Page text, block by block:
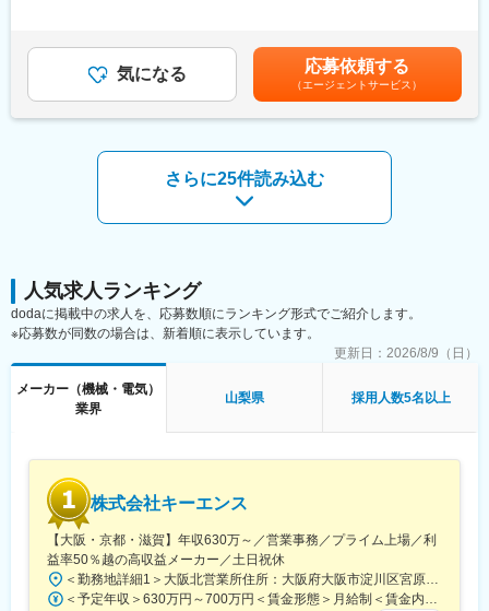
変更の範囲：会社の定める業務
な技術を習得することができます。
特に半導体製造装置では、高い精度や清浄性が求められるため、
高度な溶接技術は業界内でも価値が高く、経験を積むことで専門
■同社について：
【事業】同社は1984年に元教師の津金会長が設立し7名で電子部
品の組立下請けとしてスタート、真空をコア技術とし、真空事
業・ユニット事業・医療機器事業・次世代事業開発の4事業と事業
のすそ野が広いことも特徴です。主力事業である真空事業では、
り、創業当時から積み重ねた溶接・機械加工・組立等の技術の高
度化を図ってきました。多くの業種に共通するものづくりのノウ
ハウとエンジニアリング手法を活かし、半導体・IT・医療・新時
代のグリーンエネルギー分野等に技術や製品を提供し国内外のイ
ノベーションを下支えしています。創業当初から売上も右肩上が
りで推移しており、創業50周年にあたる2034年度には1000億円
の売上げを目指します。
んと評価に反映されます。・年収には本求人で採用予定の求職者
様に想定される役職手当、皆勤手当、技能手当、残業手当（部署
平均）を含めた金額を記載しております。賃金はあくまでも目安
の金額であり、選考を通じて上下する可能性があります。月給(月
気になる 応募依頼する
（エージェントサービス）
さらに25件読み込む
人気求人ランキング
dodaに掲載中の求人を、応募数順にランキング形式でご紹介します。
※応募数が同数の場合は、新着順に表示しています。
更新日： 2026/8/9（日）
メーカー（機械・電気）
業界
山梨県 採用人数5名以上
株式会社キーエンス
【大阪・京都・滋賀】年収630万～／営業事務／プライム上場／利
益率50％越の高収益メーカー／土日祝休